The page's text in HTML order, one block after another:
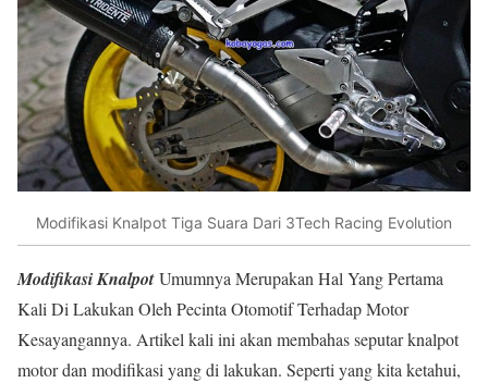
Modifikasi Knalpot Tiga Suara Dari 3Tech Racing Evolution
Modifikasi KnalpotUmumnya Merupakan Hal Yang Pertama
Kali Di Lakukan Oleh Pecinta Otomotif Terhadap Motor
Kesayangannya. Artikel kali ini akan membahas seputar knalpot
motor dan modifikasi yang di lakukan. Seperti yang kita ketahui,